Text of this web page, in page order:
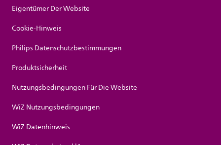
Eigentümer Der Website
Cookie-Hinweis
Philips Datenschutzbestimmungen
Produktsicherheit
Nutzungsbedingungen Für Die Website
WiZ Nutzungsbedingungen
WiZ Datenhinweis